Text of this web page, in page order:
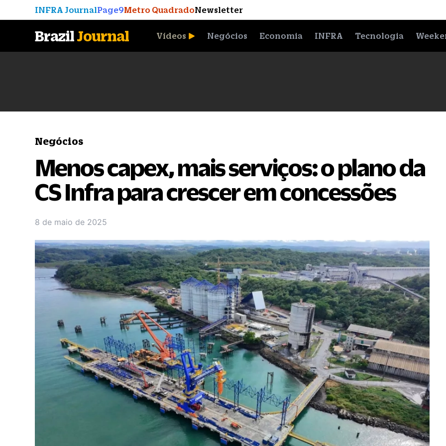
INFRA JournalPage9Metro QuadradoNewsletter
BrazilJournal Vídeos Negócios Economia INFRA Tecnologia
Negócios
Menos capex, mais serviços: o plano da
CS Infra para crescer em concessões
8 de maio de 2025